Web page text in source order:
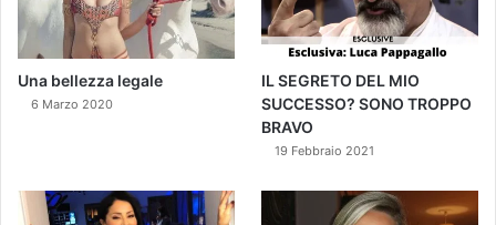
Una bellezza legale
6 Marzo 2020
IL SEGRETO DEL MIO
SUCCESSO? SONO TROPPO
BRAVO
19 Febbraio 2021